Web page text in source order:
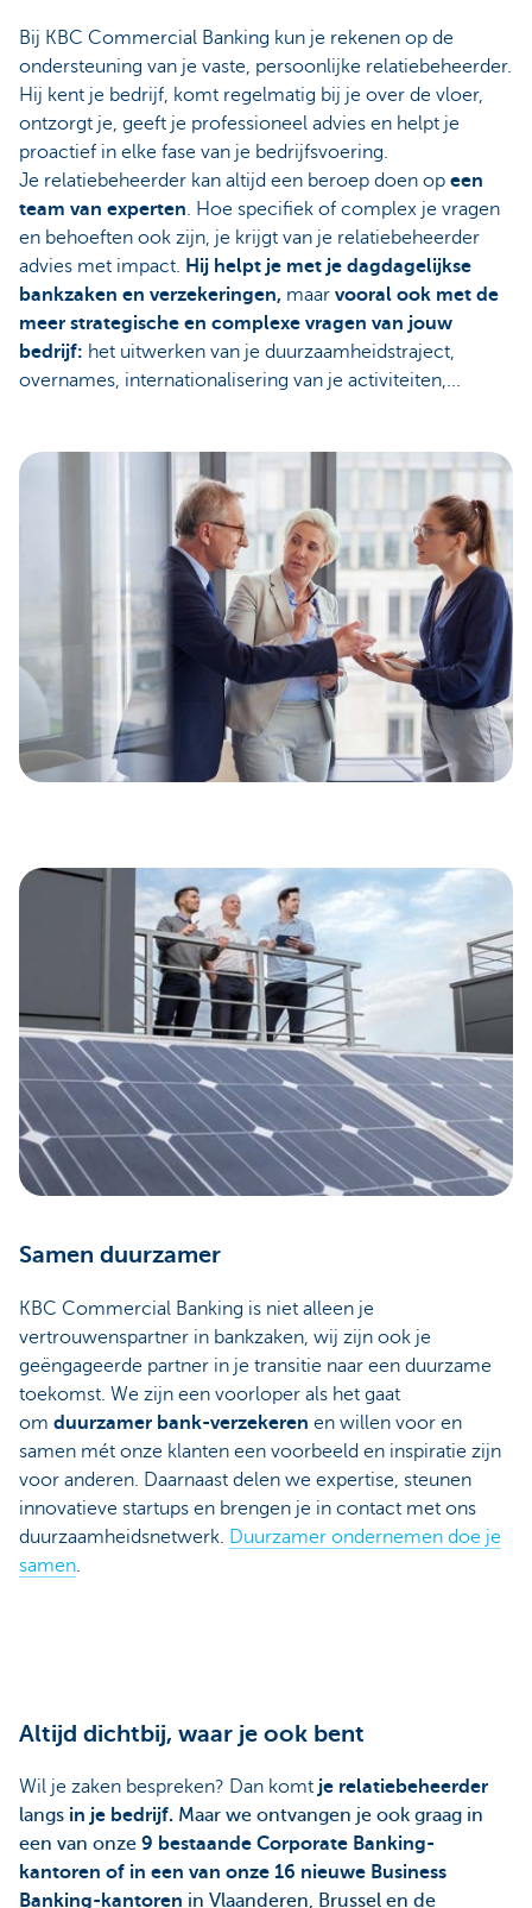
Bij KBC Commercial Banking kun je rekenen op de
ondersteuning van je vaste, persoonlijke relatiebeheerder.
Hij kent je bedrijf, komt regelmatig bij je over de vloer,
ontzorgt je, geeft je professioneel advies en helpt je
proactief in elke fase van je bedrijfsvoering.
Je relatiebeheerder kan altijd een beroep doen op een
team van experten. Hoe specifiek of complex je vragen
en behoeften ook zijn, je krijgt van je relatiebeheerder
advies met impact. Hij helpt je met je dagdagelijkse
bankzaken en verzekeringen, maar vooral ook met de
meer strategische en complexe vragen van jouw
bedrijf: het uitwerken van je duurzaamheidstraject,
overnames, internationalisering van je activiteiten,...
Samen duurzamer
KBC Commercial Banking is niet alleen je
vertrouwenspartner in bankzaken, wij zijn ook je
geëngageerde partner in je transitie naar een duurzame
toekomst. We zijn een voorloper als het gaat
om duurzamer bank-verzekeren en willen voor en
samen mét onze klanten een voorbeeld en inspiratie zijn
voor anderen. Daarnaast delen we expertise, steunen
innovatieve startups en brengen je in contact met ons
duurzaamheidsnetwerk. Duurzamer ondernemen doe je
samen.
Altijd dichtbij, waar je ook bent
Wil je zaken bespreken? Dan komt je relatiebeheerder
langs in je bedrijf. Maar we ontvangen je ook graag in
een van onze 9 bestaande Corporate Banking-
kantoren of in een van onze 16 nieuwe Business
Banking-kantoren in Vlaanderen, Brussel en de